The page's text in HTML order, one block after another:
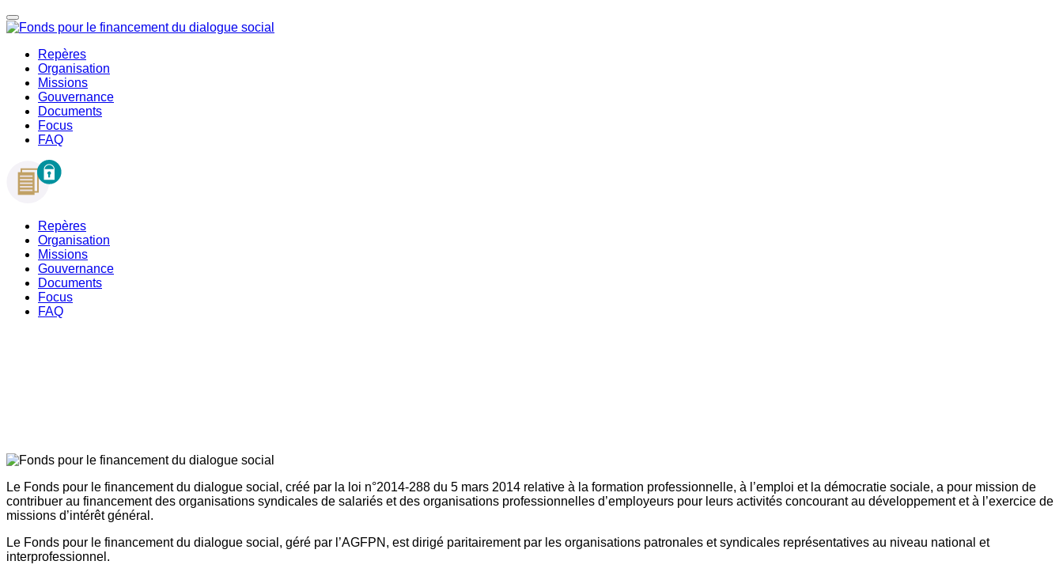
Repères
Organisation
Missions
Gouvernance
Documents
Focus
FAQ
Repères
Organisation
Missions
Gouvernance
Documents
Focus
FAQ
Le Fonds pour le financement du dialogue social, créé par la loi n°2014-288 du 5 mars 2014 relative à la formation professionnelle, à l’emploi et la démocratie sociale, a pour mission de
contribuer au financement des organisations syndicales de salariés et des organisations professionnelles d’employeurs pour leurs activités concourant au développement et à l’exercice de
missions d’intérêt général.
Le Fonds pour le financement du dialogue social, géré par l’AGFPN, est dirigé paritairement par les organisations patronales et syndicales représentatives au niveau national et
interprofessionnel.